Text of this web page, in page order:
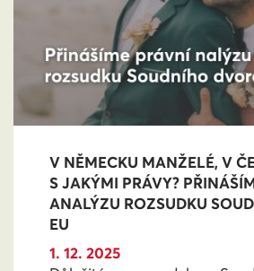
V NĚMECKU MANŽELÉ, V
S JAKÝMI PRÁVY?
ANALÝZU ROZSUDKU
EU
1. 12. 2025